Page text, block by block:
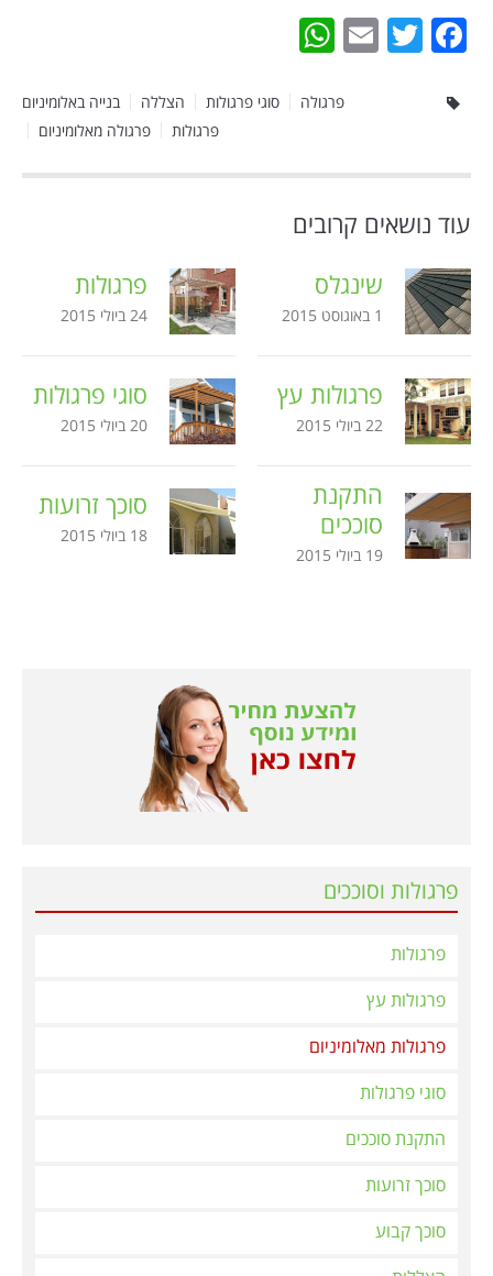
Facebook
Twitter
Email
בנייה באלומיניום הצללה סוגי פרגולות
פרגולה
פרגולה מאלומיניום
פרגולות
עוד נושאים קרובים
שינגלס
1 באוגוסט 2015
פרגולות
24 ביולי 2015
פרגולות עץ
22 ביולי 2015
סוגי פרגולות
20 ביולי 2015
התקנת
סוככים
19 ביולי 2015
סוכך זרועות
18 ביולי 2015
פרגולות וסוככים
פרגולות
פרגולות עץ
פרגולות מאלומיניום
סוגי פרגולות
התקנת סוככים
סוכך זרועות
סוכך קבוע